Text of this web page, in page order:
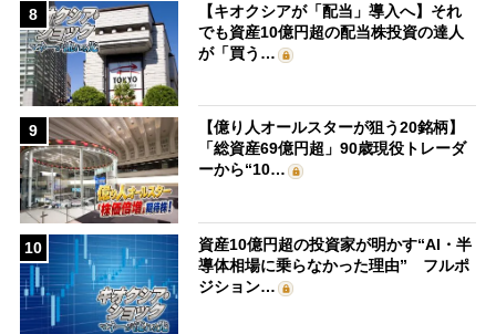
8
【キオクシアが「配当」導入へ】それ
でも資産10億円超の配当株投資の達人
が「買う…
9
【億り人オールスターが狙う20銘柄】
「総資産69億円超」90歳現役トレーダ
ーから“10…
10
資産10億円超の投資家が明かす“AI・半
導体相場に乗らなかった理由” フルポ
ジション…